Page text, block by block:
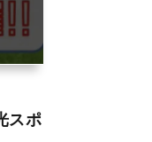
スポ